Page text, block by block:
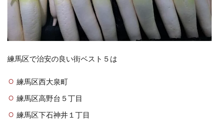
練馬区で治安の良い街ベスト５は
練馬区西大泉町
練馬区高野台５丁目
練馬区下石神井１丁目